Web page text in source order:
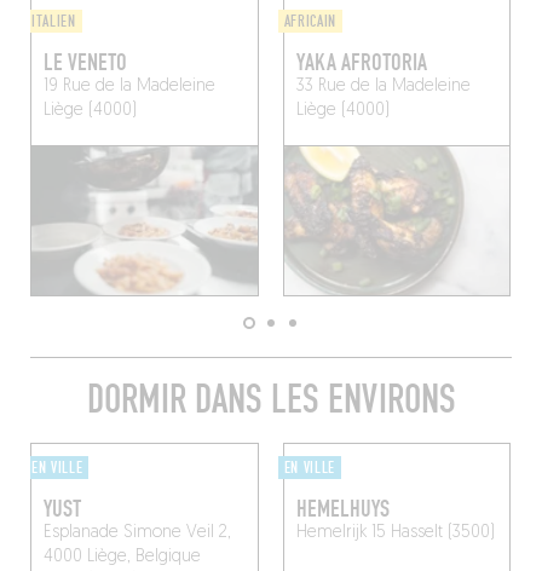
ITALIEN
LE VENETO
19 Rue de la Madeleine
Liège (4000)
AFRICAIN
YAKA AFROTORIA
33 Rue de la Madeleine
Liège (4000)
DORMIR DANS LES ENVIRONS
EN VILLE
YUST
Esplanade Simone Veil 2,
4000 Liège, Belgique
EN VILLE
HEMELHUYS
Hemelrijk 15 Hasselt (3500)